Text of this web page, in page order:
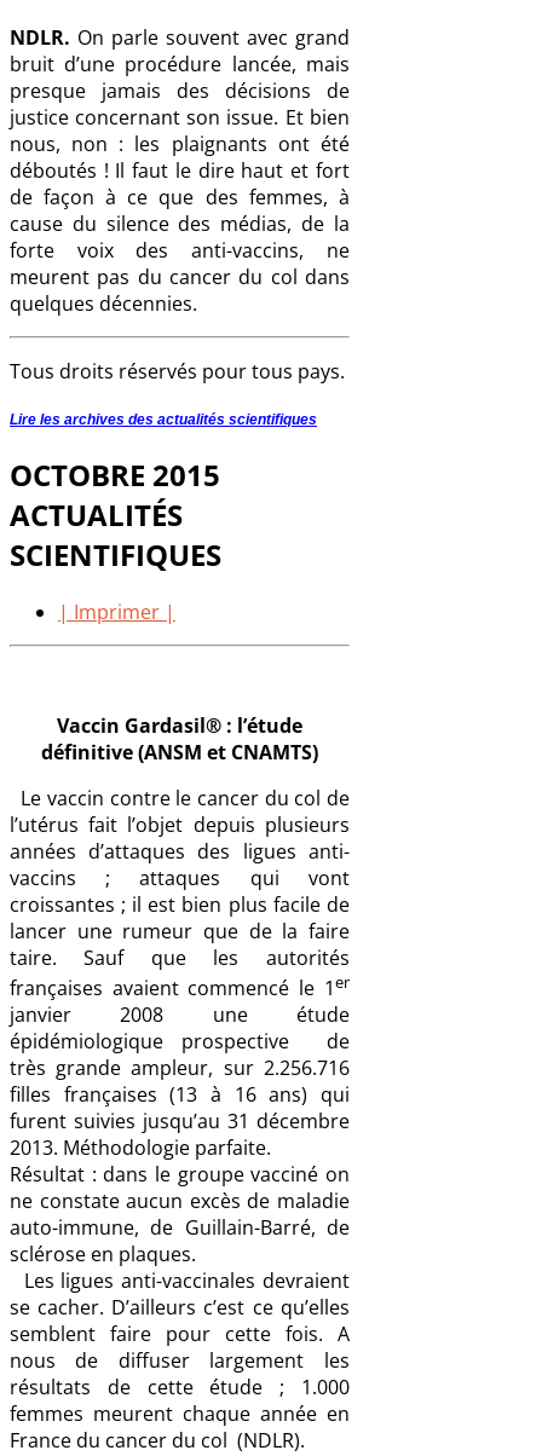
NDLR. On parle souvent avec grand
bruit d’une procédure lancée, mais
presque jamais des décisions de
justice concernant son issue. Et bien
nous, non : les plaignants ont été
déboutés ! Il faut le dire haut et fort
de façon à ce que des femmes, à
cause du silence des médias, de la
forte voix des anti-vaccins, ne
meurent pas du cancer du col dans
quelques décennies.
Tous droits réservés pour tous pays.
Lire les archives des actualités scientifiques
OCTOBRE 2015
ACTUALITÉS
SCIENTIFIQUES
| Imprimer |
Vaccin Gardasil® : l’étude
définitive (ANSM et CNAMTS)
Le vaccin contre le cancer du col de
l’utérus fait l’objet depuis plusieurs
années d’attaques des ligues anti-
vaccins ; attaques qui vont
croissantes ; il est bien plus facile de
lancer une rumeur que de la faire
taire. Sauf que les autorités
françaises avaient commencé le 1er
janvier 2008 une étude
épidémiologique prospective de
très grande ampleur, sur 2.256.716
filles françaises (13 à 16 ans) qui
furent suivies jusqu’au 31 décembre
2013. Méthodologie parfaite.
Résultat : dans le groupe vacciné on
ne constate aucun excès de maladie
auto-immune, de Guillain-Barré, de
sclérose en plaques.
Les ligues anti-vaccinales devraient
se cacher. D’ailleurs c’est ce qu’elles
semblent faire pour cette fois. A
nous de diffuser largement les
résultats de cette étude ; 1.000
femmes meurent chaque année en
France du cancer du col (NDLR).